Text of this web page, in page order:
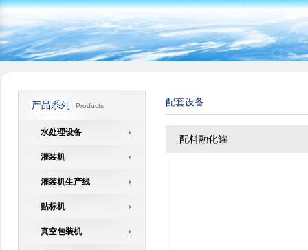
产品系列 Products
水处理设备
灌装机
灌装机生产线
贴标机
真空包装机
配套设备
配料融化罐